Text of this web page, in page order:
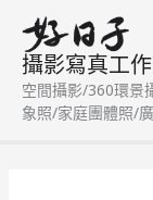
攝影寫真工
空間攝影/360環景
象照/家庭團體照/